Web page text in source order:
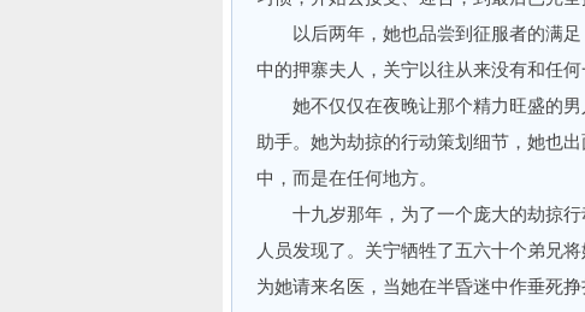
以后两年，她也品尝到征服者的满足
中的押寨夫人，关宁以往从来没有和任何
她不仅仅在夜晚让那个精力旺盛的男
助手。她为劫掠的行动策划细节，她也
中，而是在任何地方。
十九岁那年，为了一个庞大的劫掠行
人员发现了。关宁牺牲了五六十个弟兄
为她请来名医，当她在半昏迷中作垂死